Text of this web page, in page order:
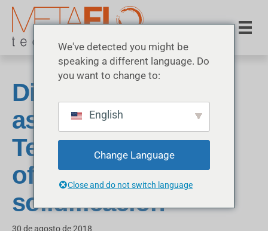
Ditch Witch se
asocia con Metaflo
Technologies y
ofrece reactivos de
solidificación
30 de agosto de 2018
We've detected you might be
speaking a different language. Do
you want to change to:
English
Change Language
Close and do not switch language